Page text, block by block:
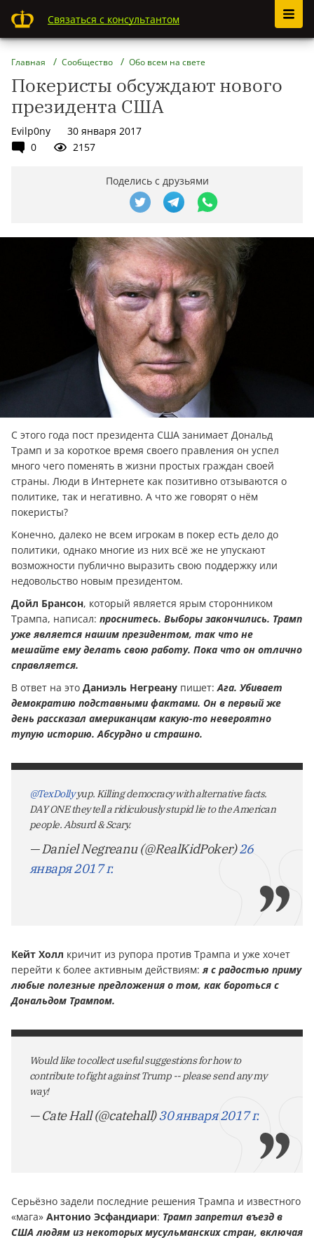
Связаться с консультантом
Главная Сообщество Обо всем на свете
Покеристы обсуждают нового
президента США
Evilp0ny
30 января 2017
0
2157
Поделись с друзьями
С этого года пост президента США занимает Дональд
Трамп и за короткое время своего правления он успел
много чего поменять в жизни простых граждан своей
страны. Люди в Интернете как позитивно отзываются о
политике, так и негативно. А что же говорят о нём
покеристы?
Конечно, далеко не всем игрокам в покер есть дело до
политики, однако многие из них всё же не упускают
возможности публично выразить свою поддержку или
недовольство новым президентом.
Дойл Брансон, который является ярым сторонником
Трампа, написал: проснитесь. Выборы закончились. Трамп
уже является нашим президентом, так что не
мешайте ему делать свою работу. Пока что он отлично
справляется.
В ответ на это Даниэль Негреану пишет: Ага. Убивает
демократию подставными фактами. Он в первый же
день рассказал американцам какую-то невероятно
тупую историю. Абсурдно и страшно.
@TexDollyyup. Killing democracy with alternative facts.
DAY ONE they tell a ridiculously stupid lie to the American
people. Absurd & Scary.
— Daniel Negreanu (@RealKidPoker)26
января 2017 г.
Кейт Холл кричит из рупора против Трампа и уже хочет
перейти к более активным действиям:я с радостью приму
любые полезные предложения о том, как бороться с
Дональдом Трампом.
Would like to collect useful suggestions for how to
contribute to fight against Trump -- please send any my
way!
— Cate Hall (@catehall)30 января 2017 г.
Серьёзно задели последние решения Трампа и известного
«мага» Антонио Эсфандиари: Трамп запретил въезд в
США людям из некоторых мусульманских стран, включая